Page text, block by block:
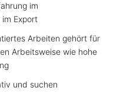
im
Export
Arbeiten gehört für
Arbeitsweise wie hohe
und suchen